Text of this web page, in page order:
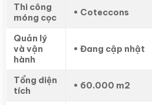
Thi công
móng cọc
• Coteccons
Quản lý
và vận
hành
• Đang cập nhật
Tổng diện
tích
• 60.000 m2